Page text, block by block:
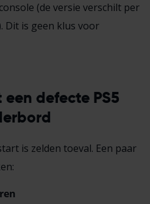
(de versie verschilt per
Dit is geen klus voor
defecte PS5
is zelden toeval. Een paar